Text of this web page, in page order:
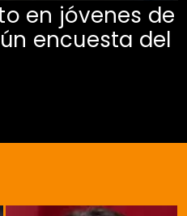
en jóvenes de
encuesta del